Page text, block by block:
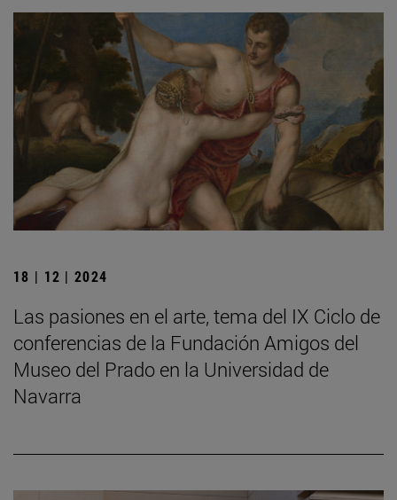
18 | 12 | 2024
Las pasiones en el arte, tema del IX Ciclo de
conferencias de la Fundación Amigos del
Museo del Prado en la Universidad de
Navarra